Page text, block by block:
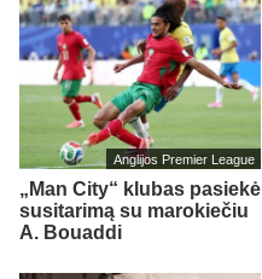
Anglijos Premier League
„Man City“ klubas pasiekė
susitarimą su marokiečiu
A. Bouaddi